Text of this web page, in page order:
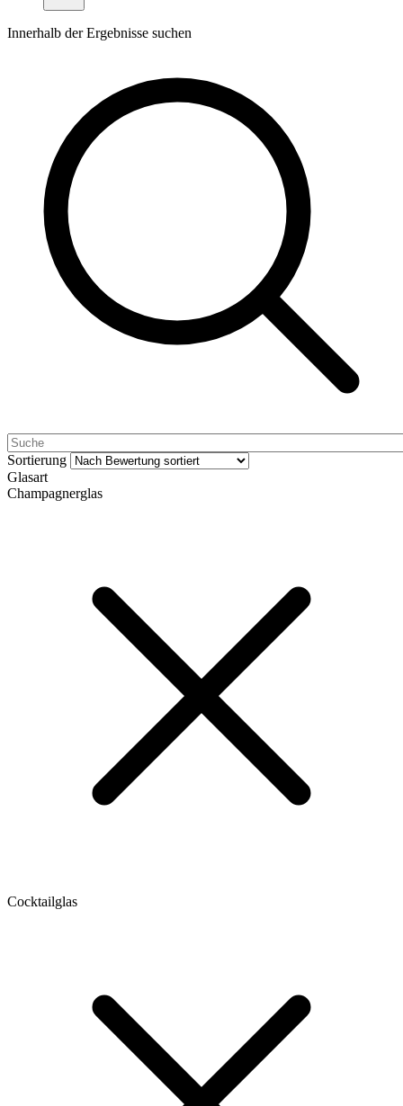
Innerhalb der Ergebnisse suchen
Sortierung
Glasart
Champagnerglas
Cocktailglas